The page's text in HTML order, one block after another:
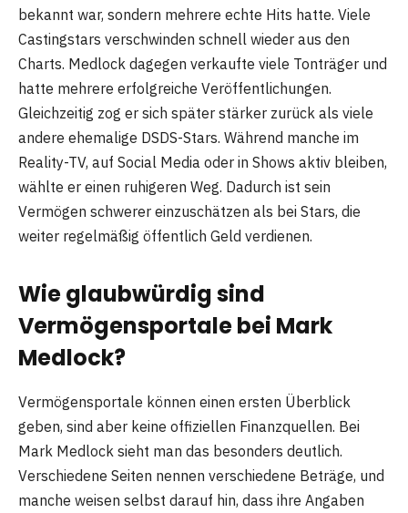
bekannt war, sondern mehrere echte Hits hatte. Viele
Castingstars verschwinden schnell wieder aus den
Charts. Medlock dagegen verkaufte viele Tonträger und
hatte mehrere erfolgreiche Veröffentlichungen.
Gleichzeitig zog er sich später stärker zurück als viele
andere ehemalige DSDS-Stars. Während manche im
Reality-TV, auf Social Media oder in Shows aktiv bleiben,
wählte er einen ruhigeren Weg. Dadurch ist sein
Vermögen schwerer einzuschätzen als bei Stars, die
weiter regelmäßig öffentlich Geld verdienen.
Wie glaubwürdig sind
Vermögensportale bei Mark
Medlock?
Vermögensportale können einen ersten Überblick
geben, sind aber keine offiziellen Finanzquellen. Bei
Mark Medlock sieht man das besonders deutlich.
Verschiedene Seiten nennen verschiedene Beträge, und
manche weisen selbst darauf hin, dass ihre Angaben